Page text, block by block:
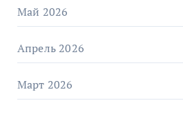
Май 2026
Апрель 2026
Март 2026